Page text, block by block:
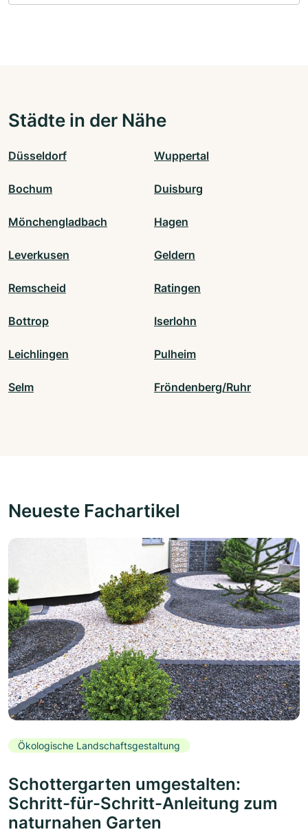
Städte in der Nähe
Düsseldorf Wuppertal
Bochum Duisburg
Mönchengladbach Hagen
Leverkusen Geldern
Remscheid Ratingen
Bottrop Iserlohn
Leichlingen Pulheim
Selm Fröndenberg/Ruhr
Neueste Fachartikel
Ökologische Landschaftsgestaltung
Schottergarten umgestalten:
Schritt-für-Schritt-Anleitung zum
naturnahen Garten